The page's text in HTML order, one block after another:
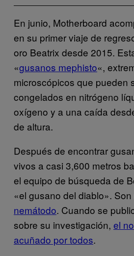
En junio, Motherboard
en su primer viaje de
oro Beatrix desde 2015.
«gusanos mephisto«,
microscópicos que pueden
congelados en nitrógeno
oxígeno y a una caída
de altura.
Después de encontrar
vivos a casi 3,600 metros
el equipo de búsqueda de
«el gusano del diablo».
nemátodo. Cuando se
sobre su investigación, el
acuñado por todos.